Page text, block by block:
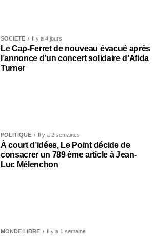
SOCIÉTÉ Il y a 4 jours
Le Cap-Ferret de nouveau évacué après
l’annonce d’un concert solidaire d’Afida
Turner
POLITIQUE Il y a 2 semaines
À court d’idées, Le Point décide de
consacrer un 789 ème article à Jean-
Luc Mélenchon
MONDE LIBRE Il y a 1 semaine